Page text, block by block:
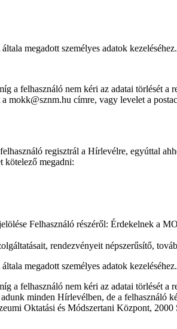
megadott személyes adatok kezeléséhez.
a felhasználó nem kéri az adatai törlését
címre, vagy levelet a
regisztrál a Hírlevélre, egyúttal
kötelező megadni:
Felhasználó részéről: Érdekelnek a
rendezvényeit népszerűsítő,
megadott személyes adatok kezeléséhez.
a felhasználó nem kéri az adatai törlését
minden Hírlevélben, de a
Oktatási és Módszertani Központ,